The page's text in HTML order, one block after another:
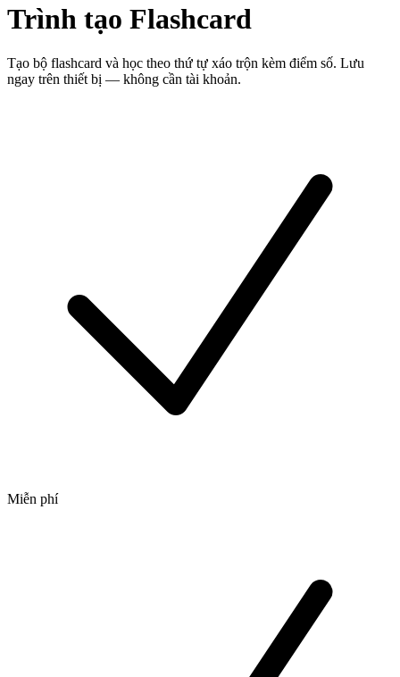
Trình tạo Flashcard
Tạo bộ flashcard và học theo thứ tự xáo trộn kèm điểm số. Lưu
ngay trên thiết bị — không cần tài khoản.
Miễn phí